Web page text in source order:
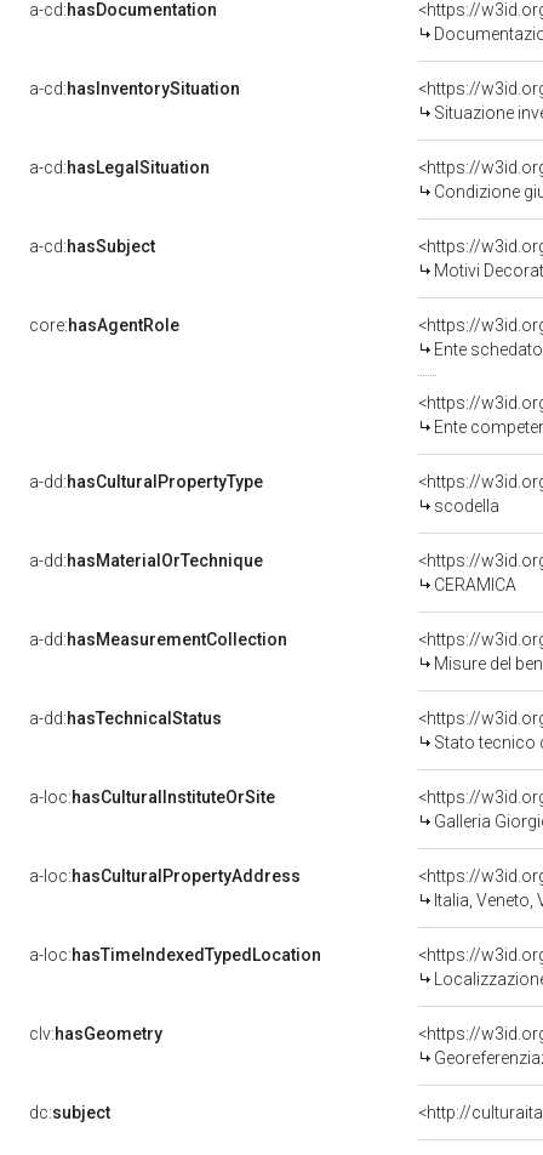
a-cd:hasDocumentation
a-cd:hasInventorySituation
<https://
Situazione
a-cd:hasLegalSituation
<https://
Condizione
a-cd:hasSubject
<https://
Motivi
core:hasAgentRole
<https://
Ente
<https://
Ente competente per tutela
a-dd:hasCulturalPropertyType
scodella
a-dd:hasMaterialOrTechnique
<https://
CERAMICA
a-dd:hasMeasurementCollection
<https://
Misure del
a-dd:hasTechnicalStatus
<https://
Stato tecnico
a-loc:hasCulturalInstituteOrSite
<https://
Galleria
a-loc:hasCulturalPropertyAddress
<https://
Italia, Veneto,
a-loc:hasTimeIndexedTypedLocation
<https://
clv:hasGeometry
<https://
dc:subject <http://